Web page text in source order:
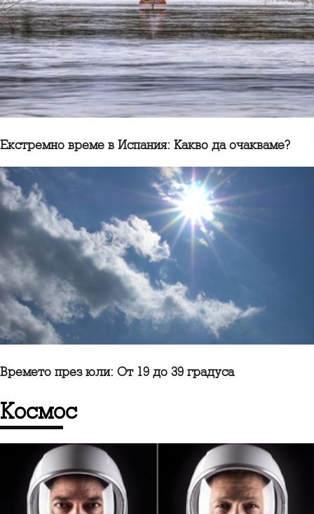
Екстремно време в Испания: Какво да очакваме?
Времето през юли: От 19 до 39 градуса
Космос